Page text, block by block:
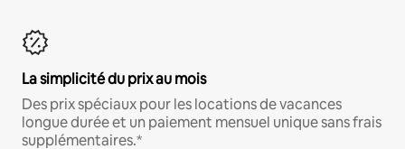
La simplicité du prix au mois
Des prix spéciaux pour les locations de vacances
longue durée et un paiement mensuel unique sans frais
supplémentaires.*